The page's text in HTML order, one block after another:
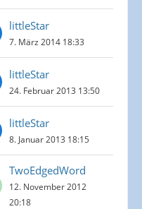
littleStar
7. März 2014 18:33
littleStar
24. Februar 2013 13:50
littleStar
8. Januar 2013 18:15
TwoEdgedWord
12. November 2012
20:18